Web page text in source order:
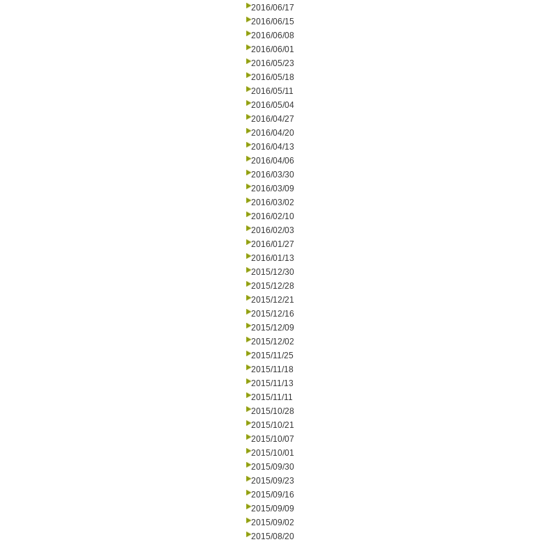
2016/06/17
2016/06/15
2016/06/08
2016/06/01
2016/05/23
2016/05/18
2016/05/11
2016/05/04
2016/04/27
2016/04/20
2016/04/13
2016/04/06
2016/03/30
2016/03/09
2016/03/02
2016/02/10
2016/02/03
2016/01/27
2016/01/13
2015/12/30
2015/12/28
2015/12/21
2015/12/16
2015/12/09
2015/12/02
2015/11/25
2015/11/18
2015/11/13
2015/11/11
2015/10/28
2015/10/21
2015/10/07
2015/10/01
2015/09/30
2015/09/23
2015/09/16
2015/09/09
2015/09/02
2015/08/20